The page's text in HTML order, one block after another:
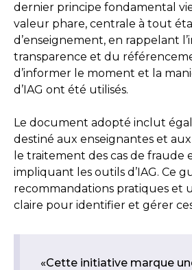
dernier principe fondamental
valeur phare, centrale à tout
d’enseignement, en rappelant
transparence et du
d’informer le moment et la
d’IAG ont été utilisés.
Le document adopté inclut
destiné aux enseignantes et
le traitement des cas de fraude
impliquant les outils d’IAG. Ce
recommandations pratiques et
claire pour identifier et gérer
«Cette initiative marque